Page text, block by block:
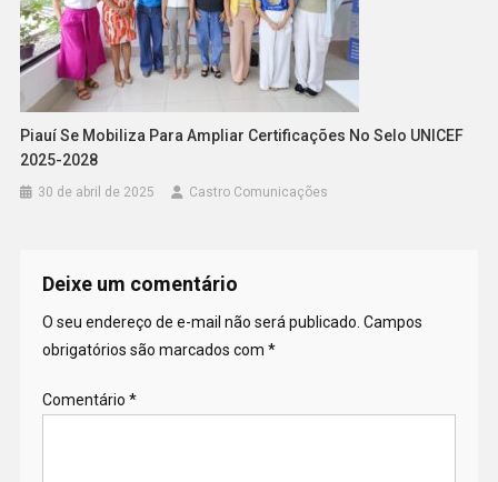
Piauí Se Mobiliza Para Ampliar Certificações No Selo UNICEF
2025-2028
30 de abril de 2025 Castro Comunicações
Deixe um comentário
O seu endereço de e-mail não será publicado. Campos
obrigatórios são marcados com *
Comentário *